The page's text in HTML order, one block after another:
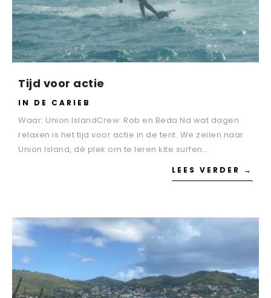
Tijd voor actie
IN DE CARIEB
Waar: Union IslandCrew: Rob en Beda Na wat dagen
relaxen is het tijd voor actie in de tent. We zeilen naar
Union Island, dé plek om te leren kite surfen….
LEES VERDER →